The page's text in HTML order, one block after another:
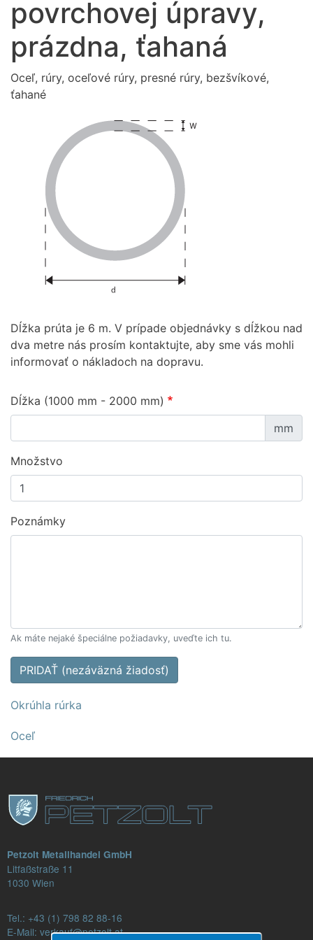
povrchovej úpravy,
prázdna, ťahaná
Oceľ, rúry, oceľové rúry, presné rúry, bezšvíkové,
ťahané
Dĺžka prúta je 6 m. V prípade objednávky s dĺžkou nad
dva metre nás prosím kontaktujte, aby sme vás mohli
informovať o nákladoch na dopravu.
Dĺžka (1000 mm - 2000 mm)
mm
Množstvo
Poznámky
Ak máte nejaké špeciálne požiadavky, uveďte ich tu.
PRIDAŤ (nezáväzná žiadosť)
Okrúhla rúrka
Oceľ
Petzolt Metallhandel GmbH
Litfaßstraße 11
1030 Wien
Tel.: +43 (1) 798 82 88-16
E-Mail: verkauf@petzolt.at